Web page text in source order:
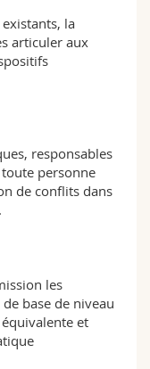
la
articuler aux
responsables
personne
de conflits dans
les
base de niveau
et